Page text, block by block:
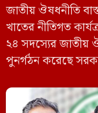
জাতীয় ঔষধনীতি
খাতের নীতিগত
২৪ সদস্যের জাতীয়
পুনর্গঠন করেছে
কল্যাণমন্ত্রী এবং